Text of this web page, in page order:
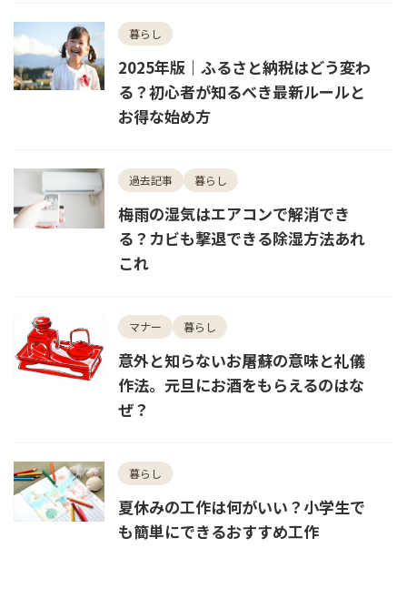
暮らし
2025年版｜ふるさと納税はどう変わ
る？初心者が知るべき最新ルールと
お得な始め方
過去記事 暮らし
梅雨の湿気はエアコンで解消でき
る？カビも撃退できる除湿方法あれ
これ
マナー 暮らし
意外と知らないお屠蘇の意味と礼儀
作法。元旦にお酒をもらえるのはな
ぜ？
暮らし
夏休みの工作は何がいい？小学生で
も簡単にできるおすすめ工作